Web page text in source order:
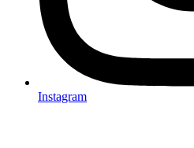
Instagram